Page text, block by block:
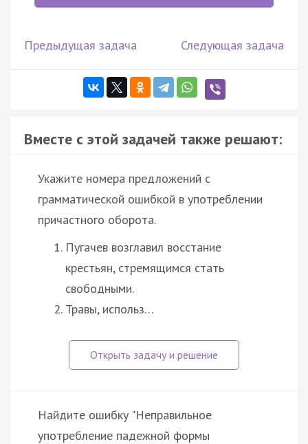
Предыдущая задача Следующая задача
Вместе с этой задачей также решают:
Укажите номера предложений с
грамматической ошибкой в употреблении
причастного оборота.
Пугачев возглавил восстание
крестьян, стремящимся стать
свободными.
Травы, использ…
Найдите ошибку "Неправильное
употребление падежной формы